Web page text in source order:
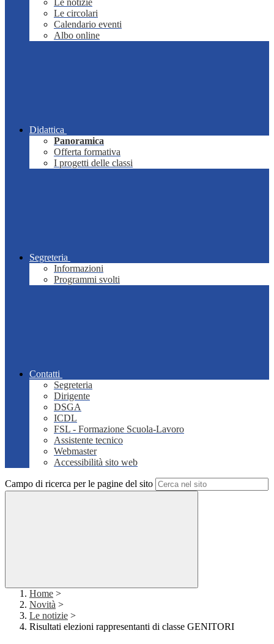
Le notizie
Le circolari
Calendario eventi
Albo online
Didattica
Panoramica
Offerta formativa
I progetti delle classi
Segreteria
Informazioni
Programmi svolti
Contatti
Segreteria
Dirigente
DSGA
ICDL
FSL - Formazione Scuola-Lavoro
Assistente tecnico
Webmaster
Accessibilità sito web
Campo di ricerca per le pagine del sito
Home >
Novità >
Le notizie >
Risultati elezioni rappresentanti di classe GENITORI